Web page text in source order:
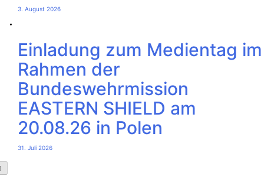
3. August 2026
Einladung zum Medientag im
Rahmen der
Bundeswehrmission
EASTERN SHIELD am
20.08.26 in Polen
31. Juli 2026